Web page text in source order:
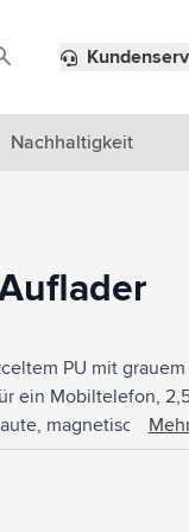
Nachhaltigkeit
PU mit grauem
ein Mobiltelefon,
magnetische
unterstützen.
und Ihre Geräte